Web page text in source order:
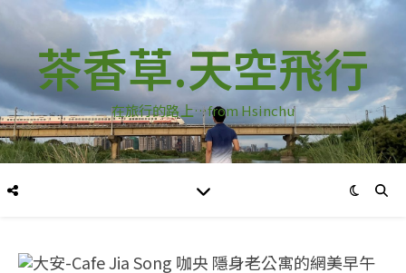
茶香草.天空飛行
在旅行的路上…from Hsinchu